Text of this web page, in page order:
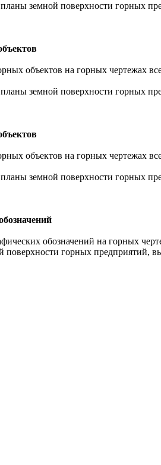
земной поверхности горных
объектов на горных чертежах
земной поверхности горных
объектов на горных чертежах
земной поверхности горных
обозначений на горных
поверхности горных